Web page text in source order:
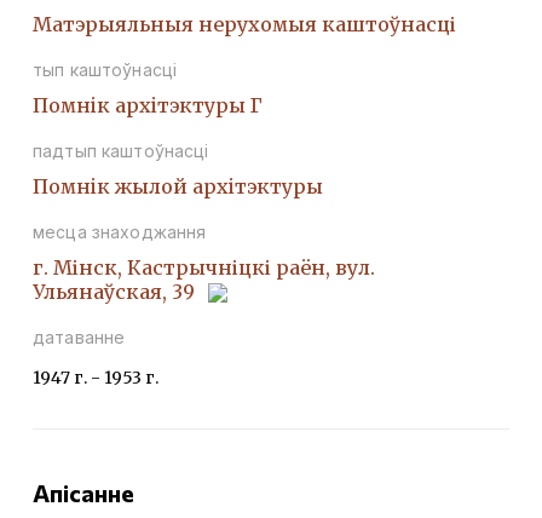
Матэрыяльныя нерухомыя каштоўнасці
тып каштоўнасці
Помнiк архiтэктуры Г
падтып каштоўнасці
Помнiк жылой архiтэктуры
месца знаходжання
г. Мінск, Кастрычніцкі раён, вул.
Ульянаўская, 39
датаванне
1947 г. - 1953 г.
Апісанне